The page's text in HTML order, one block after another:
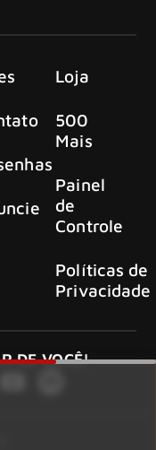
Loja
500
Mais
Painel
de
Controle
Políticas de
Privacidade
DE VOCÊ!